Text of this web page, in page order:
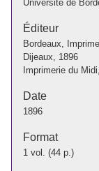
Université de
Éditeur
Bordeaux,
Dijeaux, 1896
Imprimerie du
Date
1896
Format
1 vol. (44 p.)